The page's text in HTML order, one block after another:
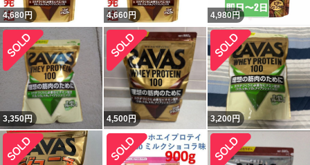
4,680円 4,660円 4,980円
3,350円 4,500円 3,200円